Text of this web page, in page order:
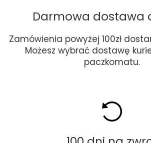
Darmowa dostawa
Zamówienia powyżej 100zł
Możesz wybrać dostawę
paczkomatu.